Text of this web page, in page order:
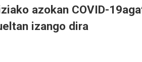
azokan COVID-
izango dira